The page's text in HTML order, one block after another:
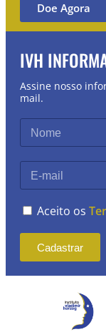
Doe Agora
IVH
Assine nosso
mail.
Aceito os
Cadastrar